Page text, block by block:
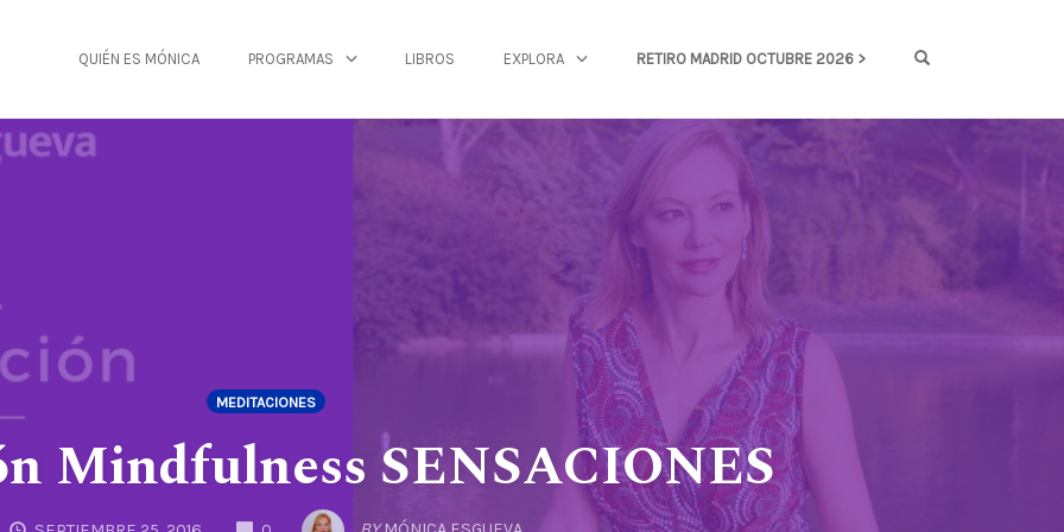
QUIÉN ES MÓNICA PROGRAMAS LIBROS EXPLORA RETIRO MADRID OCTUBRE 2026 > OPEN SEARCH
MEDITACIONES
Mindfulness SENSACIONES
COMMENTS